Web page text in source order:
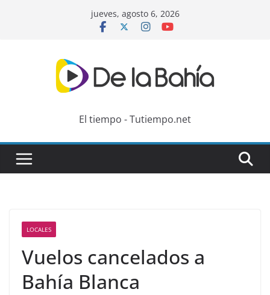
jueves, agosto 6, 2026
El tiempo - Tutiempo.net
LOCALES
Vuelos cancelados a
Bahía Blanca